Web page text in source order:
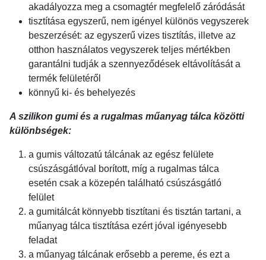
akadályozza meg a csomagtér megfelelő záródását
tisztítása egyszerű, nem igényel különös vegyszerek
beszerzését: az egyszerű vizes tisztítás, illetve az
otthon használatos vegyszerek teljes mértékben
garantálni tudják a szennyeződések eltávolítását a
termék felületéről
könnyű ki- és behelyezés
A szilikon gumi és a rugalmas műanyag tálca közötti
különbségek:
a gumis változatú tálcának az egész felülete
csúszásgátlóval borított, míg a rugalmas tálca
esetén csak a közepén található csúszásgátló
felület
a gumitálcát könnyebb tisztítani és tisztán tartani, a
műanyag tálca tisztítása ezért jóval igényesebb
feladat
a műanyag tálcának erősebb a pereme, és ezt a